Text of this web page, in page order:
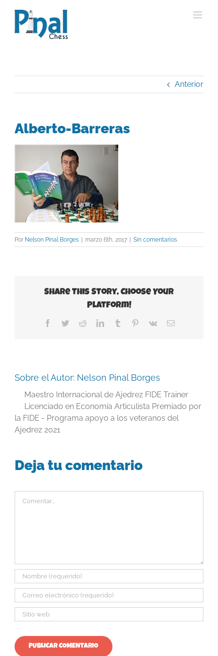
contenido
Anterior
Alberto-Barreras
Por Nelson Pinal Borges | marzo 6th, 2017 | Sin comentarios
Share This Story, Choose Your
Platform!
Facebook
TwitterRedditLinkedInTumblr Pinterest
Vk
Correo
Sobre el Autor: Nelson Pinal Borges
Maestro Internacional de Ajedrez FIDE Trainer
Licenciado en Economía Articulista Premiado por
la FIDE - Programa apoyo a los veteranos del
Ajedrez 2021
Deja tu comentario